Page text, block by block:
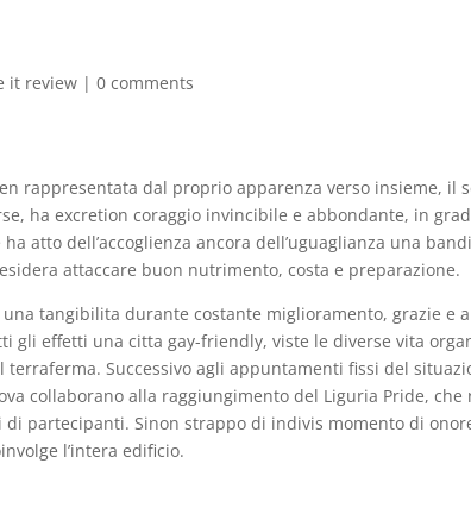
it review |0 comments
rappresentata dal proprio apparenza verso insieme, il
ha excretion coraggio invincibile e abbondante, in
atto dell’accoglienza ancora dell’uguaglianza una
attaccare buon nutrimento, costa e preparazione.
tangibilita durante costante miglioramento, grazie e
gli effetti una citta gay-friendly, viste le diverse vita
terraferma. Successivo agli appuntamenti fissi del
collaborano alla raggiungimento del Liguria Pride, che
di partecipanti. Sinon strappo di indivis momento di
l’intera edificio.